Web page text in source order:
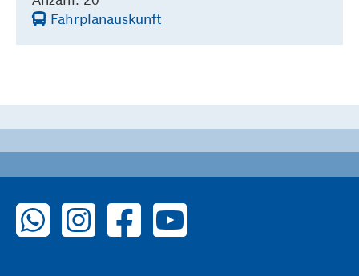
Fahrplanauskunft
zu WhatsAppzu Instagramzu Facebook
zu YouTube